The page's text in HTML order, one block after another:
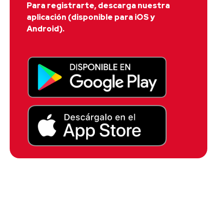
Para registrarte, descarga nuestra
aplicación (disponible para iOS y
Android).